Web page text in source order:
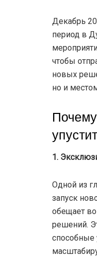
Декабрь
период в
чтобы
новых
но и
1.
Одной из
запуск
обещает
решений.
способные